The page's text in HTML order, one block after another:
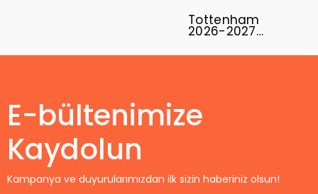
Tottenham
2026-2027
Maç Forması
E-bültenimize
Kaydolun
Kampanya ve duyurularımızdan ilk sizin haberiniz olsun!